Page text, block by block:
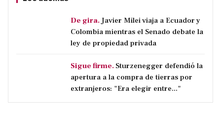
De gira.Javier Milei viaja a Ecuador y
Colombia mientras el Senado debate la
ley de propiedad privada
Sigue firme. Sturzenegger defendió la
apertura a la compra de tierras por
extranjeros: "Era elegir entre..."